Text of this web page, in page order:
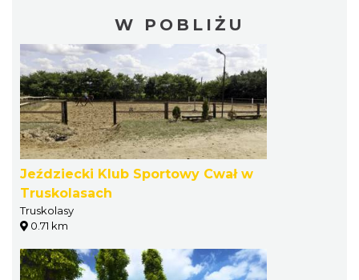
W POBLIŻU
Jeździecki Klub Sportowy Cwał w
Truskolasach
Truskolasy
0.71 km